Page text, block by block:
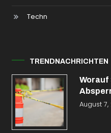
Techn
TRENDNACHRICHTEN
Worauf
August